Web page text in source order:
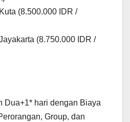
(8.500.000 IDR /
(8.750.000 IDR /
Dua+1* hari dengan Biaya
Group, dan